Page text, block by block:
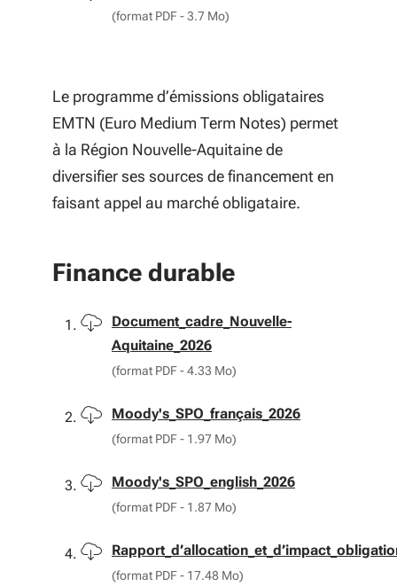
(format PDF - 3.7 Mo)
Le programme d’émissions obligataires
EMTN (Euro Medium Term Notes) permet
à la Région Nouvelle-Aquitaine de
diversifier ses sources de financement en
faisant appel au marché obligataire.
Finance durable
Télécharger
Document_cadre_Nouvelle-
Aquitaine_2026
(format PDF - 4.33 Mo)
Télécharger
Moody's_SPO_français_2026
(format PDF - 1.97 Mo)
Télécharger
Moody's_SPO_english_2026
(format PDF - 1.87 Mo)
Télécharger
(format PDF - 17.48 Mo)